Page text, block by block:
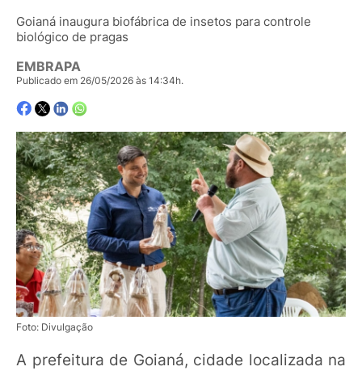
Goianá inaugura biofábrica de insetos para controle
biológico de pragas
EMBRAPA
Publicado em 26/05/2026 às 14:34h.
Foto: Divulgação
A prefeitura de Goianá, cidade localizada na